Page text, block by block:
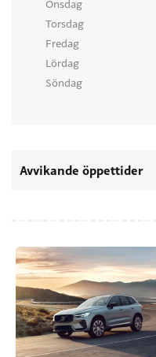
Onsdag
Torsdag
Fredag
Lördag
Söndag
Avvikande öppettider
12 juli – 16 augusti
6 november
7 november Alla